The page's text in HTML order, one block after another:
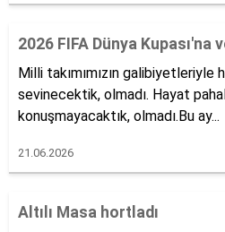
2026 FIFA Dünya Kupası'na
Milli takımımızın galibiyetleriyle
sevinecektik, olmadı. Hayat
konuşmayacaktık, olmadı.Bu ay...
21.06.2026
Altılı Masa hortladı